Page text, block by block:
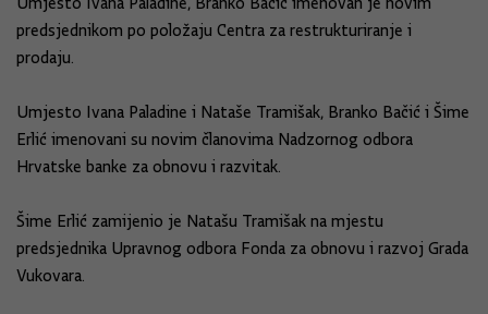
predsjednikom po položaju Centra za restrukturiranje i
prodaju.
Umjesto Ivana Paladine i Nataše Tramišak, Branko Bačić i Šime
Erlić imenovani su novim članovima Nadzornog odbora
Hrvatske banke za obnovu i razvitak.
Šime Erlić zamijenio je Natašu Tramišak na mjestu
predsjednika Upravnog odbora Fonda za obnovu i razvoj Grada
Vukovara.